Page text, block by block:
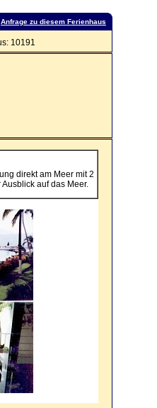
Anfrage zu diesem Ferienhaus
10191
direkt am Meer mit 2
auf das Meer.